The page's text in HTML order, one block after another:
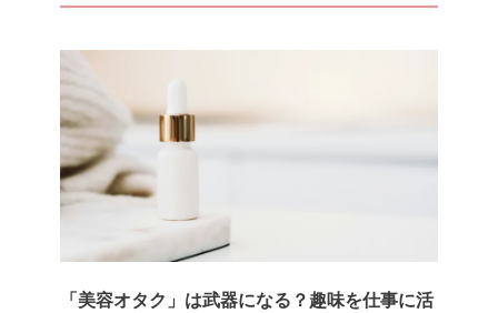
「美容オタク」は武器になる？趣味を仕事に活